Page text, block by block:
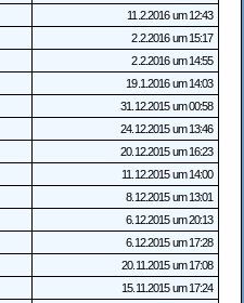
11.2.2016 um 12:43
2.2.2016 um 15:17
2.2.2016 um 14:55
19.1.2016 um 14:03
31.12.2015 um 00:58
24.12.2015 um 13:46
20.12.2015 um 16:23
11.12.2015 um 14:00
8.12.2015 um 13:01
6.12.2015 um 20:13
6.12.2015 um 17:28
20.11.2015 um 17:08
15.11.2015 um 17:24